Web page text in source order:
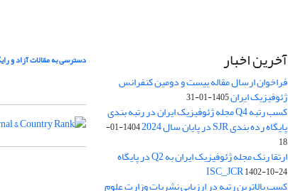
آخرین اخبار
فراخوان ارسال مقاله بیست و دومین کنفرانس
ژئوفیزیک ایران1405-01-31
کسب رتبه Q4 مجله ژئوفیزیک ایران در رتبه بندی
پایگاه رده بندی SJR در پایان سال 2024
1404-01-
18
ارتقا رنک مجله ژئوفیزیک ایران به Q2 در پایگاه
ISC_JCR1402-10-24
کسب بالاترین رتبه در ارزیابی نشریات وزارت علوم
دسترسی به مقالات آزاد و